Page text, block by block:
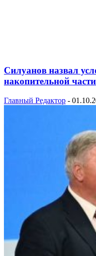
Силуанов назвал
накопительной
Главный Редактор -